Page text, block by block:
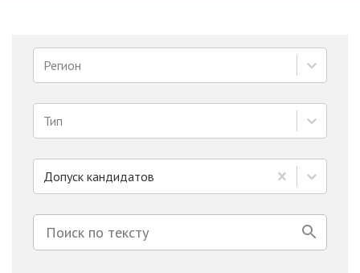
Регион
Тип
Допуск кандидатов